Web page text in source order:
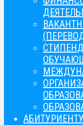
АБИТУРИЕНТУ